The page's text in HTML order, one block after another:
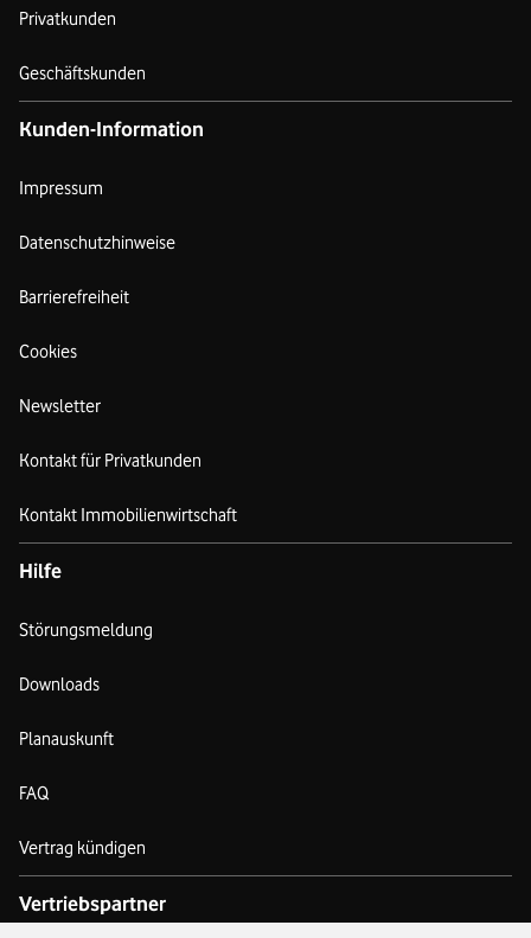
Privatkunden
Geschäftskunden
Kunden-Information
Impressum
Datenschutzhinweise
Barrierefreiheit
Cookies
Newsletter
Kontakt für Privatkunden
Kontakt Immobilienwirtschaft
Hilfe
Störungsmeldung
Downloads
Planauskunft
FAQ
Vertrag kündigen
Vertriebspartner